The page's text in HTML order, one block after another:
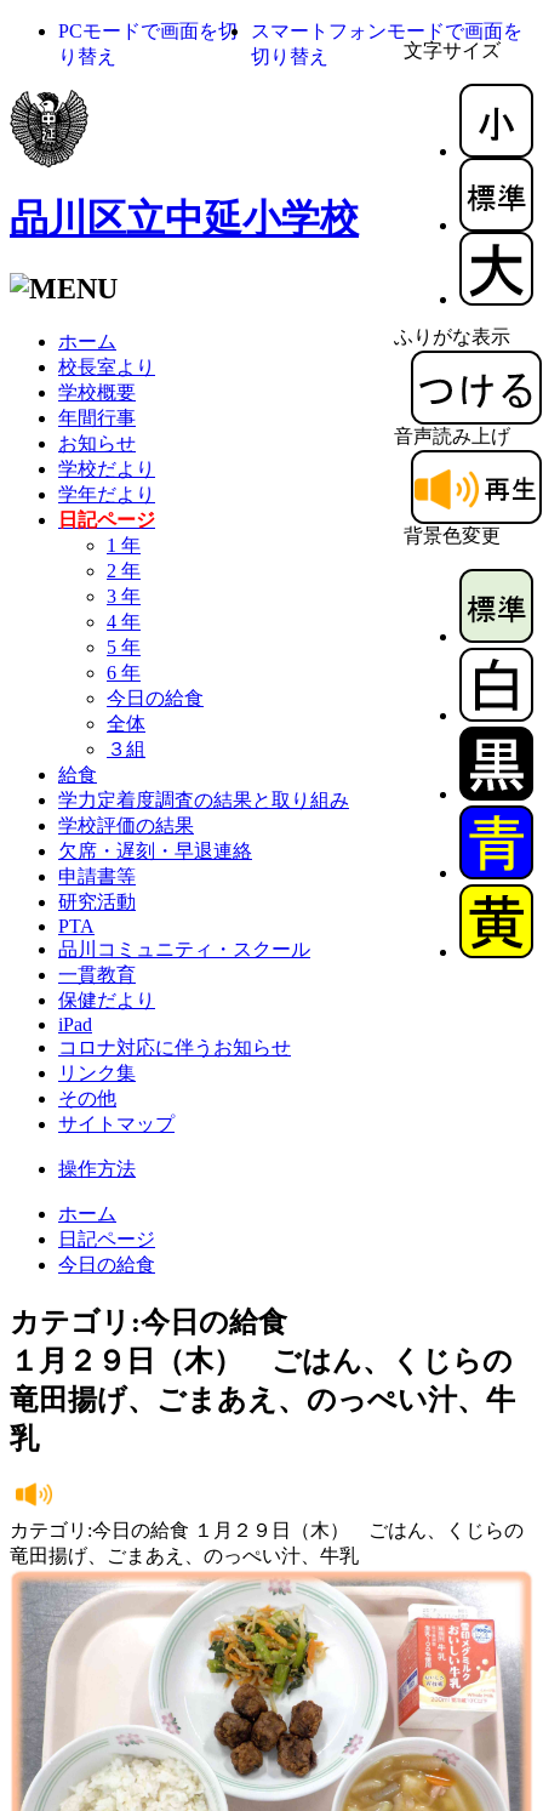
文字サイズ
ふりがな表示
音声読み上げ
背景色変更
PCモードで画面を切
り替え
スマートフォンモードで画面を
切り替え
品川区立中延小学校
ホーム
校長室より
学校概要
年間行事
お知らせ
学校だより
学年だより
日記ページ
1 年
2 年
3 年
4 年
5 年
6 年
今日の給食
全体
３組
給食
学力定着度調査の結果と取り組み
学校評価の結果
欠席・遅刻・早退連絡
申請書等
研究活動
PTA
品川コミュニティ・スクール
一貫教育
保健だより
iPad
コロナ対応に伴うお知らせ
リンク集
その他
サイトマップ
操作方法
ホーム
日記ページ
今日の給食
カテゴリ:今日の給食
１月２９日（木） ごはん、くじらの
竜田揚げ、ごまあえ、のっぺい汁、牛
乳
カテゴリ:今日の給食 １月２９日（木） ごはん、くじらの
竜田揚げ、ごまあえ、のっぺい汁、牛乳